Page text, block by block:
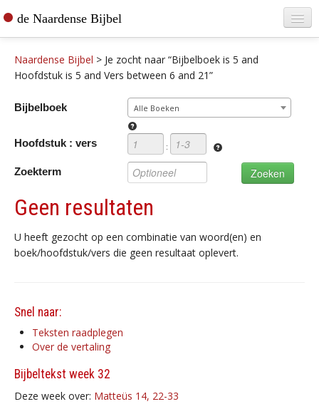
de Naardense Bijbel
Teksten raadplegen
Bijbel bestellen
Naardense Bijbel > Je zocht naar “Bijbelboek is 5 and
Hoofdstuk is 5 and Vers between 6 and 21”
Bijbelboek Alle Boeken
Hoofdstuk : vers :
Zoekterm
Geen resultaten
U heeft gezocht op een combinatie van woord(en) en
boek/hoofdstuk/vers die geen resultaat oplevert.
Snel naar:
Teksten raadplegen
Over de vertaling
Bijbeltekst week 32
Deze week over: Matteüs 14, 22-33